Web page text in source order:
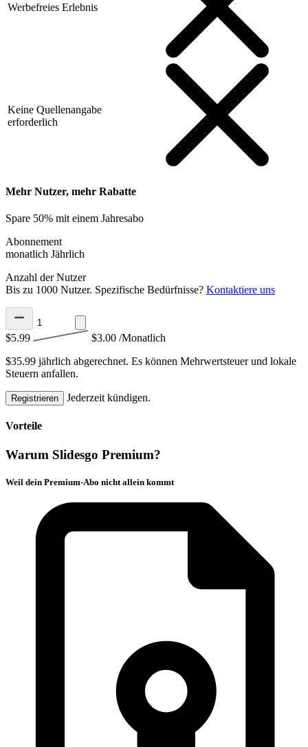
Werbefreies Erlebnis
Keine Quellenangabe
erforderlich
Mehr Nutzer, mehr Rabatte
Spare 50% mit einem Jahresabo
Abonnement
monatlich Jährlich
Anzahl der Nutzer
Bis zu 1000 Nutzer. Spezifische Bedürfnisse? Kontaktiere uns
$5.99 $3.00 /Monatlich
$35.99 jährlich abgerechnet. Es können Mehrwertsteuer und lokale
Steuern anfallen.
Registrieren Jederzeit kündigen.
Vorteile
Warum Slidesgo Premium?
Weil dein Premium-Abo nicht allein kommt